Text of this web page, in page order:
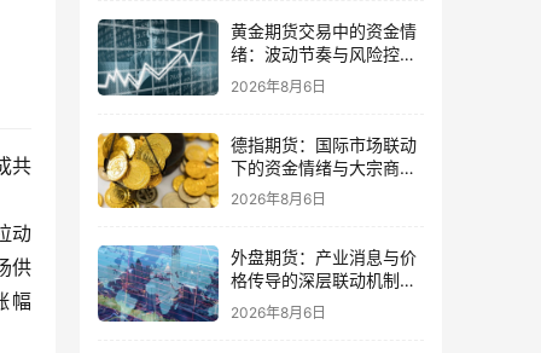
共
动
供
幅
黄金期货交易中的资金情
绪：波动节奏与风险控制
的平衡
2026年8月6日
德指期货：国际市场联动
下的资金情绪与大宗商品
传导
2026年8月6日
外盘期货：产业消息与价
格传导的深层联动机制与
交易策略
2026年8月6日